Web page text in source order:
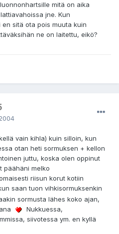
mitä on aika
jne. Kun
sitä ota pois muuta kuin
ne on laitettu, eikö?
vain kihla) kuin silloin, kun
otan heti sormuksen + kellon
juttu, koska olen oppinut
päähäni melko
riisun korut kotiin
saan tuon vihkisormuksenkin
sormusta lähes koko ajan,
Nukkuessa,
siivotessa ym. en kyllä